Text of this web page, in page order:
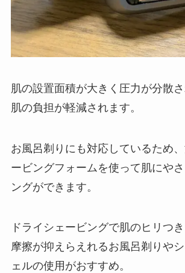
肌の設置面積が大きく圧力が分散
肌の負担が軽減されます。
お風呂剃りにも対応しているため
ービングフォームを使って肌にや
ングができます。
ドライシェービングで肌のヒリつき
摩擦が抑えらえれるお風呂剃りや
ェルの使用がおすすめ。